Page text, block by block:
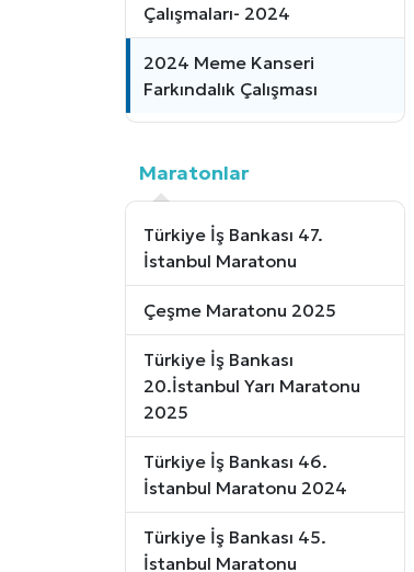
Çalışmaları- 2024
2024 Meme Kanseri
Farkındalık Çalışması
Maratonlar
Türkiye İş Bankası 47.
İstanbul Maratonu
Çeşme Maratonu 2025
Türkiye İş Bankası
20.İstanbul Yarı Maratonu
2025
Türkiye İş Bankası 46.
İstanbul Maratonu 2024
Türkiye İş Bankası 45.
İstanbul Maratonu